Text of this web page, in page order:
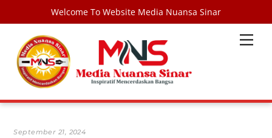
Welcome To Website Media Nuansa Sinar
content
September 21, 2024